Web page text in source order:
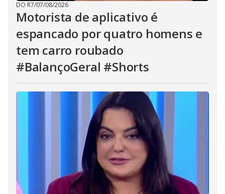
DO R7/07/08/2026
Motorista de aplicativo é
espancado por quatro homens e
tem carro roubado
#BalançoGeral #Shorts